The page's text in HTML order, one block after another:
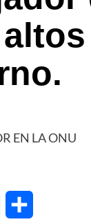
WhatsApp